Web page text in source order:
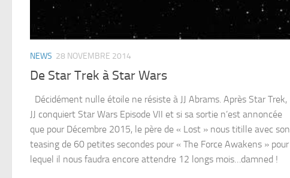
NEWS 28 NOVEMBRE 2014
De Star Trek à Star Wars
Décidément nulle étoile ne résiste à JJ Abrams. Après Star Trek,
JJ conquiert Star Wars Episode VII et si sa sortie n’est annoncée
que pour Décembre 2015, le père de « Lost » nous titille avec son
teasing de 60 petites secondes pour « The Force Awakens » pour
lequel il nous faudra encore attendre 12 longs mois…damned !